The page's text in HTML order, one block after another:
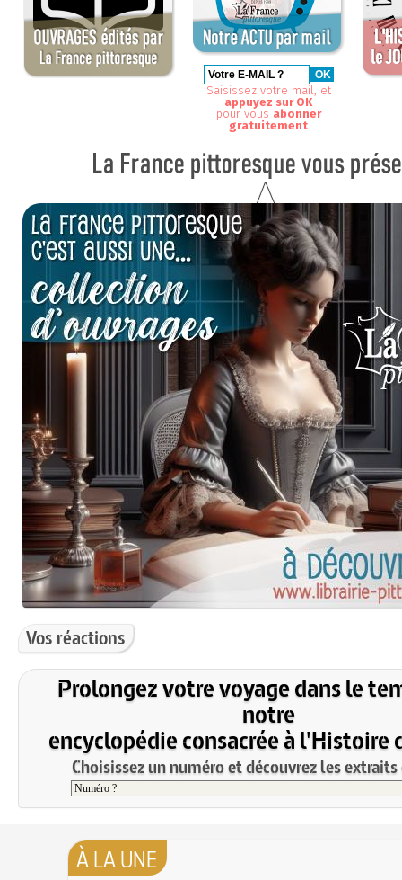
Saisissez votre mail, et
appuyez sur OK
pour vous abonner
gratuitement
Vos réactions
Prolongez votre voyage dans le
notre
encyclopédie consacrée à l'Histoire
Choisissez un numéro et découvrez les
À LA UNE